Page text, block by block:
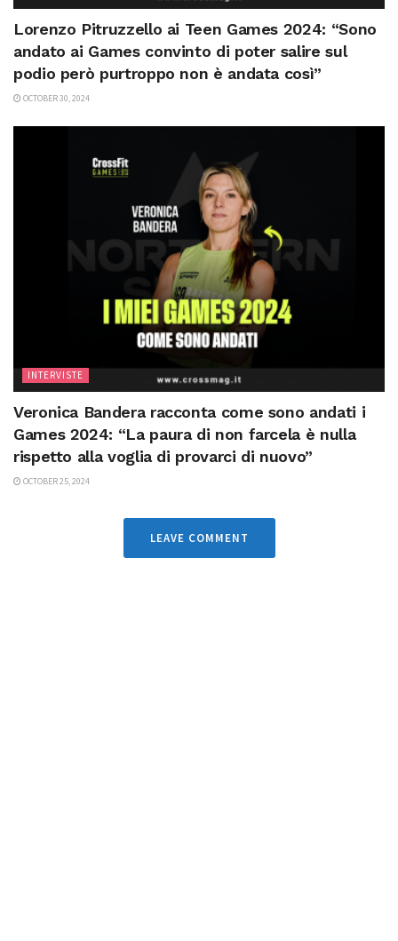
Lorenzo Pitruzzello ai Teen Games 2024: “Sono
andato ai Games convinto di poter salire sul
podio però purtroppo non è andata così”
OCTOBER 30, 2024
INTERVISTE
Veronica Bandera racconta come sono andati i
Games 2024: “La paura di non farcela è nulla
rispetto alla voglia di provarci di nuovo”
OCTOBER 25, 2024
LEAVE COMMENT